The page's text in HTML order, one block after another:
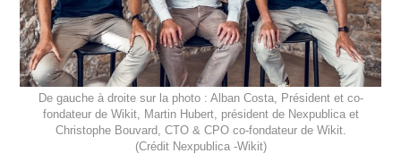
De gauche à droite sur la photo : Alban Costa, Président et co-
fondateur de Wikit, Martin Hubert, président de Nexpublica et
Christophe Bouvard, CTO & CPO co-fondateur de Wikit.
(Crédit Nexpublica -Wikit)